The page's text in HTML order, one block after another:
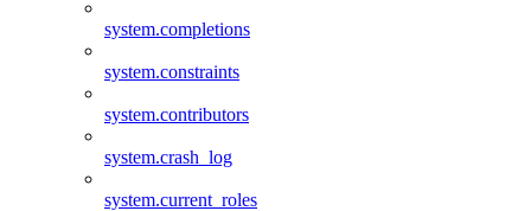
system.completions
system.constraints
system.contributors
system.crash_log
system.current_roles